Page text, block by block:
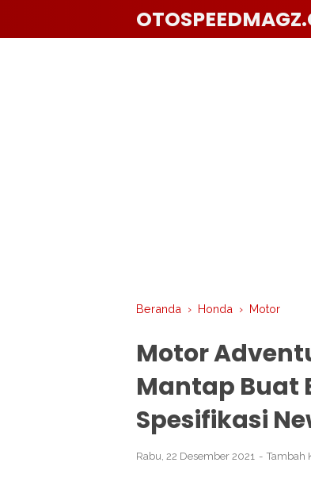
Beranda › Honda › Motor
Motor
Mantap Buat
Spesifikasi
Rabu, 22 Desember 2021 Tambah